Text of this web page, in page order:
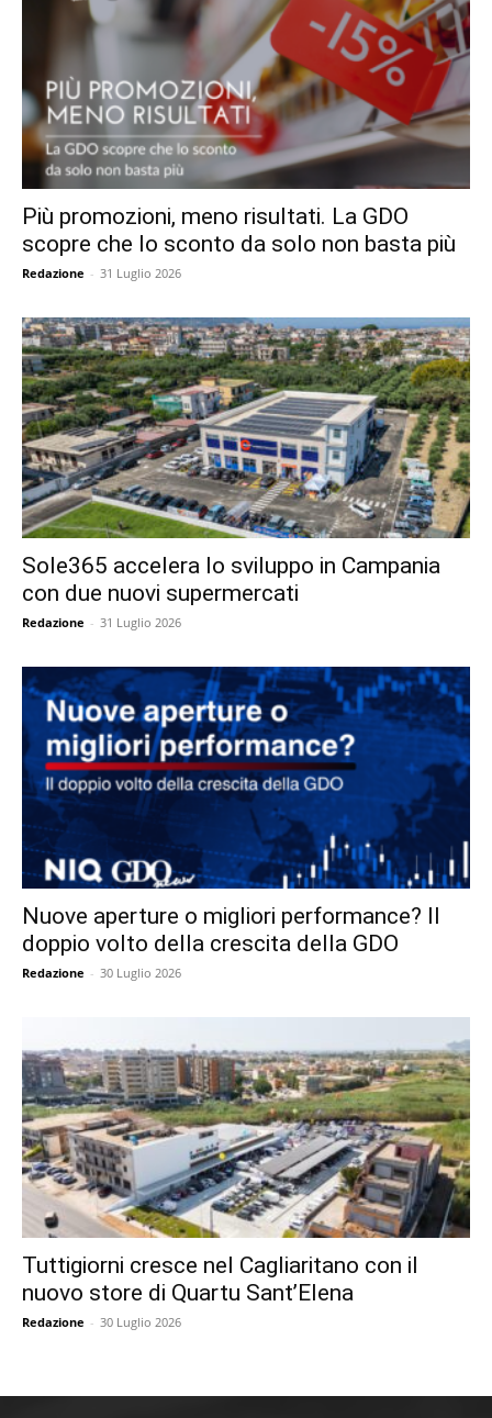
Più promozioni, meno risultati. La GDO
scopre che lo sconto da solo non basta più
Redazione - 31 Luglio 2026
Sole365 accelera lo sviluppo in Campania
con due nuovi supermercati
Redazione - 31 Luglio 2026
Nuove aperture o migliori performance? Il
doppio volto della crescita della GDO
Redazione - 30 Luglio 2026
Tuttigiorni cresce nel Cagliaritano con il
nuovo store di Quartu Sant’Elena
Redazione - 30 Luglio 2026